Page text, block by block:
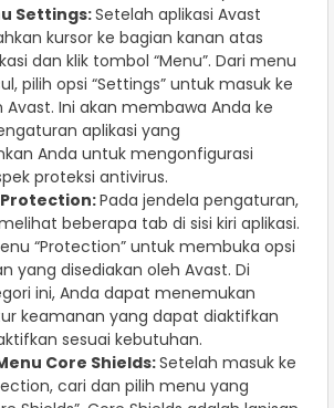
Settings:Setelah aplikasi Avast
kursor ke bagian kanan atas
dan klik tombol “Menu”. Dari menu
pilih opsi “Settings” untuk masuk ke
Ini akan membawa Anda ke
aplikasi yang
Anda untuk mengonfigurasi
proteksi antivirus.
Protection:Pada jendela pengaturan,
beberapa tab di sisi kiri aplikasi.
“Protection” untuk membuka opsi
yang disediakan oleh Avast. Di
ini, Anda dapat menemukan
keamanan yang dapat diaktifkan
sesuai kebutuhan.
Core Shields:Setelah masuk ke
cari dan pilih menu yang